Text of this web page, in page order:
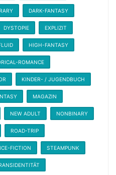
DARK-FANTASY
DYSTOPIE EXPLIZIT
HIGH-FANTASY
ROMANCE
KINDER- / JUGENDBUCH
MAGAZIN
NEW ADULT NONBINARY
ROAD-TRIP
FICTION STEAMPUNK